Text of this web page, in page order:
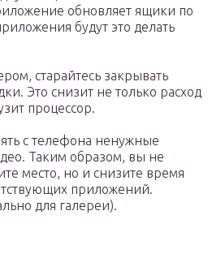
обновляет ящики по
будут это делать
старайтесь закрывать
Это снизит не только расход
процессор.
с телефона ненужные
Таким образом, вы не
место, но и снизите время
приложений.
для галереи).